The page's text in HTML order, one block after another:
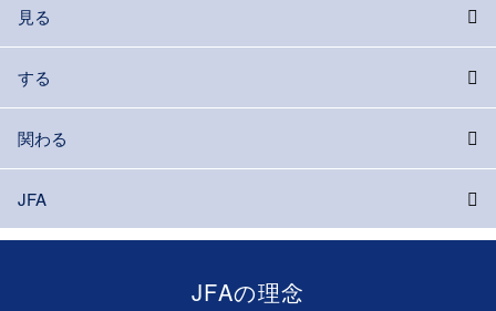
見る
する
関わる
JFA
JFAの理念